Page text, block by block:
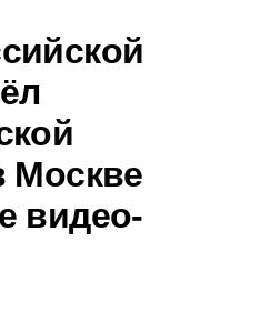
Москве
видео-